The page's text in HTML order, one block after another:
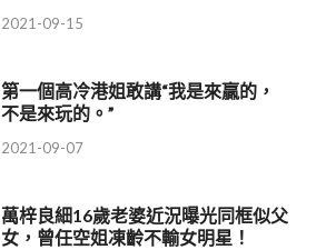
2021-09-15
第一個高冷港姐敢講“我是來贏的，
不是來玩的。”
2021-09-07
萬梓良細16歲老婆近況曝光同框似父
女，曾任空姐凍齡不輸女明星！